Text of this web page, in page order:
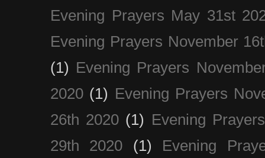
Evening Prayers May 31st
Evening Prayers November
(1) Evening Prayers
2020 (1) Evening Prayers
26th 2020 (1) Evening
29th 2020
(1)
Evening